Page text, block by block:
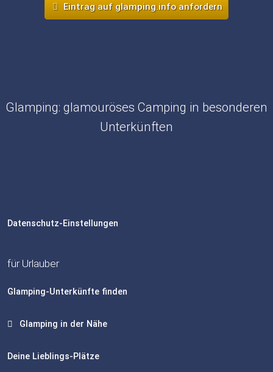
Eintrag auf glamping.info anfordern
Glamping: glamouröses Camping in besonderen
Unterkünften
Datenschutz-Einstellungen
für Urlauber
Glamping-Unterkünfte finden
Glamping in der Nähe
Deine Lieblings-Plätze